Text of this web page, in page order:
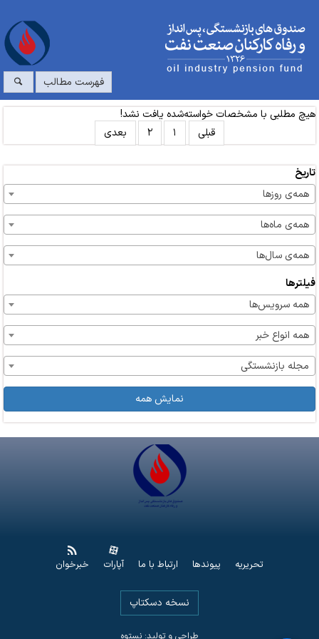
فهرست مطالب
هیچ مطلبی با مشخصات خواسته‌شده یافت نشد!
قبلی
۱ ۲ بعدی
تاریخ
همه‌ی روزها
همه‌ی ماه‌ها
همه‌ی سال‌ها
فیلترها
همه سرویس‌ها
همه انواع خبر
مجله بازنشستگی
نمایش همه
تحریریه پیوندها ارتباط با ما آپارات خبرخوان
نسخه دسکتاپ
طراحی و تولید: نستوه